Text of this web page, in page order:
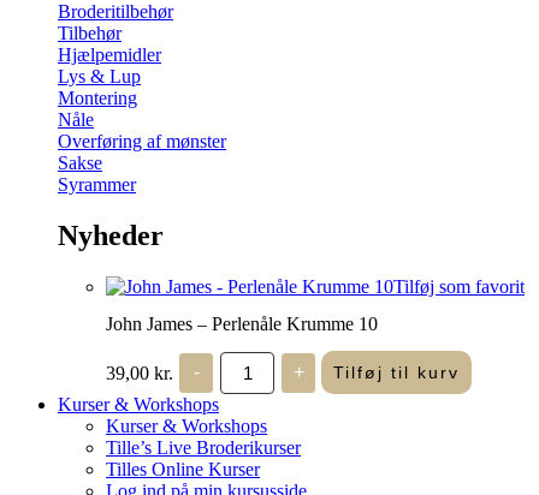
Broderitilbehør
Tilbehør
Hjælpemidler
Lys & Lup
Montering
Nåle
Overføring af mønster
Sakse
Syrammer
Nyheder
Tilføj som favorit
John James – Perlenåle Krumme 10
39,00 kr. -
John
James
-
Perlenåle
Krumme
10
antal
+ Tilføj til kurv
Kurser & Workshops
Kurser & Workshops
Tille’s Live Broderikurser
Tilles Online Kurser
Log ind på min kursusside